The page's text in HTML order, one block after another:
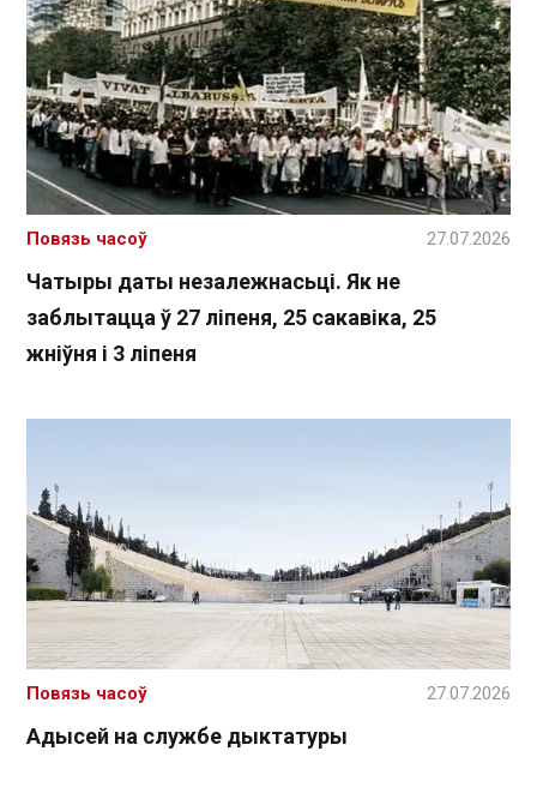
Чатыры даты незалежнасьці. Як не
заблытацца ў 27 ліпеня, 25 сакавіка, 25
жніўня і 3 ліпеня
Повязь часоў 27.07.2026
Адысей на службе дыктатуры
Повязь часоў 27.07.2026